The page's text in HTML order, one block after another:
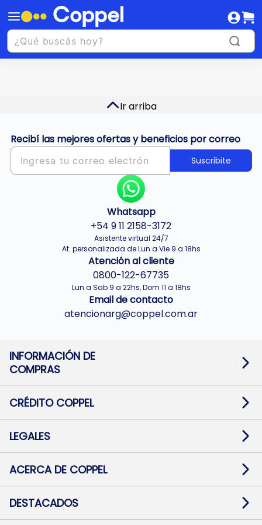
Ir arriba
Recibí las mejores ofertas y beneficios por correo
Suscribite
Whatsapp
+54 9 11 2158-3172
Asistente virtual 24/7
At. personalizada de Lun a Vie 9 a 18hs
Atención al cliente
0800-122-67735
Lun a Sab 9 a 22hs, Dom 11 a 18hs
Email de contacto
atencionarg@coppel.com.ar
INFORMACIÓN DE
COMPRAS
Términos y condiciones
Botón de arrepentimiento
Mapa de sitio
CRÉDITO COPPEL
Solicitar Crédito
Medios de Pago
Pago Fácil Online
LEGALES
Baja contratos
Defensa al consumidor CABA
ACERCA DE COPPEL
Trabajá con Nosotros
Preguntas Frecuentes
DESTACADOS